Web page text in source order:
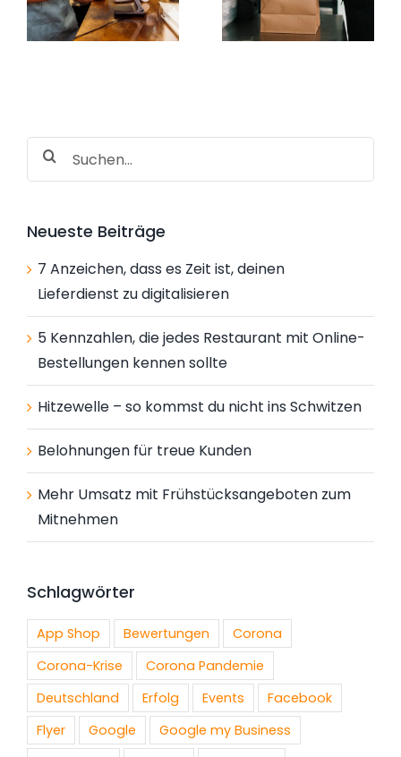
mit Online-
Bestellungen
du nicht ins
Schwitzen
Suche
nach:
Neueste Beiträge
7 Anzeichen, dass es Zeit ist, deinen
Lieferdienst zu digitalisieren
5 Kennzahlen, die jedes Restaurant mit Online-
Bestellungen kennen sollte
Hitzewelle – so kommst du nicht ins Schwitzen
Belohnungen für treue Kunden
Mehr Umsatz mit Frühstücksangeboten zum
Mitnehmen
Schlagwörter
App Shop Bewertungen
Corona
Corona-Krise
Corona Pandemie
Deutschland
Erfolg Events
Facebook
Flyer
Google
Google my Business